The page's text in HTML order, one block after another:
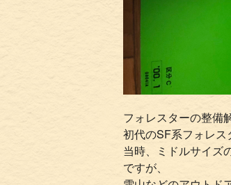
フォレスターの整備
初代のSF系フォレス
当時、ミドルサイズ
ですが、